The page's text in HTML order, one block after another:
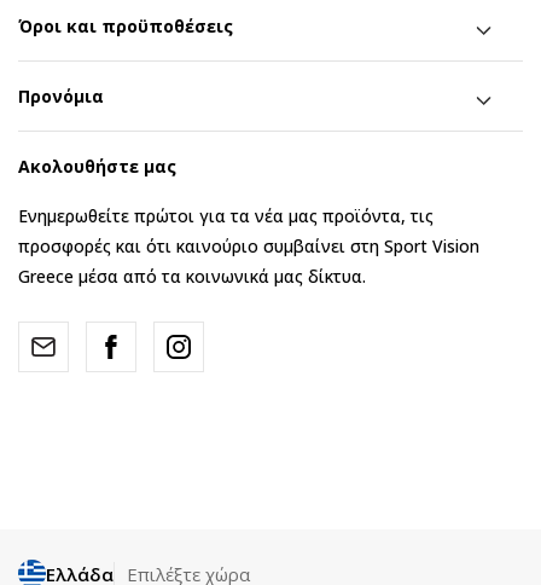
Όροι και προϋποθέσεις
Προνόμια
Ακολουθήστε μας
Ενημερωθείτε πρώτοι για τα νέα μας προϊόντα, τις
προσφορές και ότι καινούριο συμβαίνει στη Sport Vision
Greece μέσα από τα κοινωνικά μας δίκτυα.
Ελλάδα Επιλέξτε χώρα